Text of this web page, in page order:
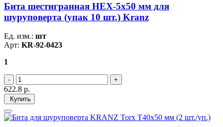
Бита шестигранная HEX-5х50 мм для
шуруповерта (упак 10 шт.) Kranz
Ед. изм.: шт
Арт: KR-92-0423
1
622.8 р.
Купить